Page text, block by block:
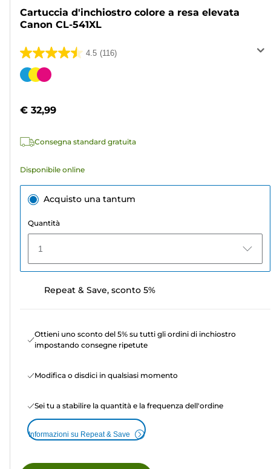
Cartuccia d'inchiostro colore a resa elevata
Canon CL-541XL
4.5 (116)
4.5
su
116
Cartuccia
colori
€ 32,99
Consegna standard gratuita
Disponibile online
Acquisto una tantum
Quantità
1
Repeat & Save, sconto 5%
Ottieni uno sconto del 5% su tutti gli ordini di inchiostro
impostando consegne ripetute
Modifica o disdici in qualsiasi momento
Sei tu a stabilire la quantità e la frequenza dell'ordine
Informazioni su Repeat & Save